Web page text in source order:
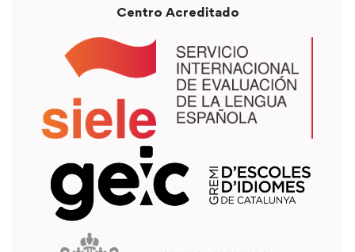
Centro Acreditado